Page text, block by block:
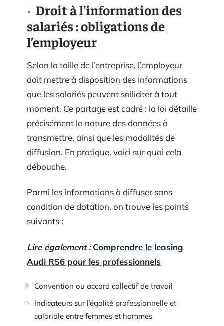
Droit à l’information des
salariés : obligations de
l’employeur
Selon la taille de l’entreprise, l’employeur
doit mettre à disposition des informations
que les salariés peuvent solliciter à tout
moment. Ce partage est cadré : la loi détaille
précisément la nature des données à
transmettre, ainsi que les modalités de
diffusion. En pratique, voici sur quoi cela
débouche.
Parmi les informations à diffuser sans
condition de dotation, on trouve les points
suivants :
Lire également : Comprendre le leasing
Audi RS6 pour les professionnels
Convention ou accord collectif de travail
Indicateurs sur l’égalité professionnelle et
salariale entre femmes et hommes